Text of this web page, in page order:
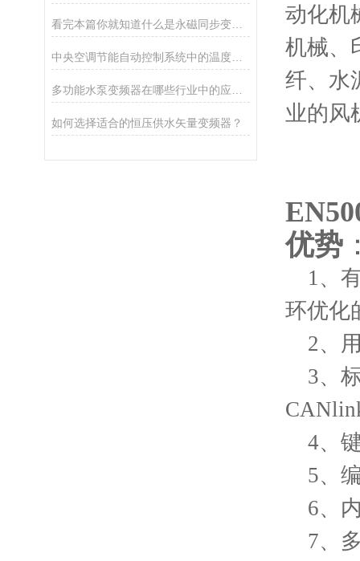
看完本篇你就知道什么是永磁同步变频器了
如何选择适合的恒压供水矢量变频器？
动化机
机械、
纤、水
业的风
优势
1、
环优化
2、
3、
4、
5、
6、
7、